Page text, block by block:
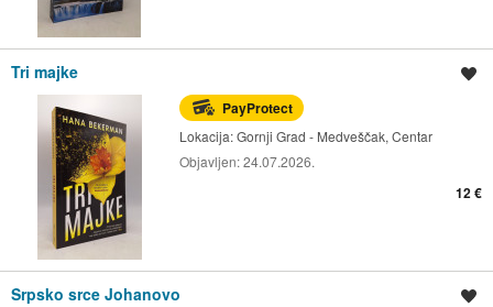
Tri majke
PayProtect
Lokacija:Gornji Grad - Medveščak, Centar
Objavljen:24.07.2026.
12 €
Srpsko srce Johanovo